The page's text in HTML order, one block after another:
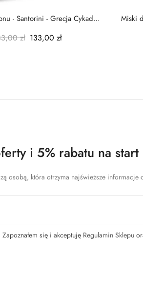
- Santorini - Grecja Cykady
zł 133,00 zł
Miski
i 5% rabatu na
osobą, która otrzyma najświeższe
Zapoznałem się i akceptuję Regulamin Sklepu